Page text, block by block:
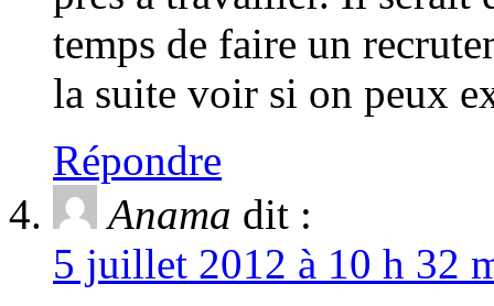
temps de faire un
la suite voir si on peux
Répondre
Anama dit :
5 juillet 2012 à 10 h 32